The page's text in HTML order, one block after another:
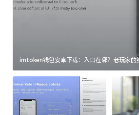
imtoken钱包安卓下载：入口在哪？老玩家的